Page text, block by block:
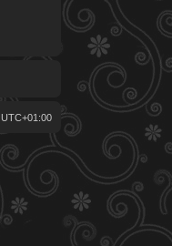
UTC+01:00